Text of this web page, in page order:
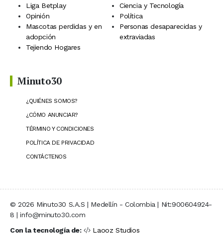
Liga Betplay
Ciencia y Tecnología
Opinión
Política
Mascotas perdidas y en
adopción
Personas desaparecidas y
extraviadas
Tejiendo Hogares
Minuto30
¿QUIÉNES SOMOS?
¿CÓMO ANUNCIAR?
TÉRMINO Y CONDICIONES
POLÍTICA DE PRIVACIDAD
CONTÁCTENOS
© 2026 Minuto30 S.A.S | Medellín - Colombia | Nit:900604924-
8 | info@minuto30.com
Con la tecnología de:
Laooz Studios